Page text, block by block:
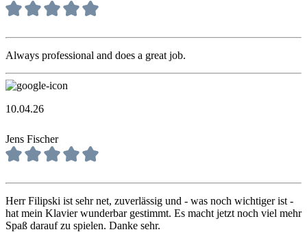
Always professional and does a great job.
10.04.26
Jens Fischer
Herr Filipski ist sehr net, zuverlässig und - was noch wichtiger ist -
hat mein Klavier wunderbar gestimmt. Es macht jetzt noch viel mehr
Spaß darauf zu spielen. Danke sehr.